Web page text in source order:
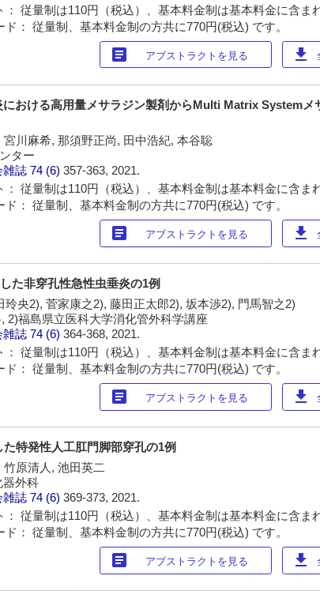
： 従量制は110円（税込）、基本料金制は基本料金に含ま
： 従量制、基本料金制の方共に770円(税込) です。
article アブストラクトを見る download
における高用量メサラジン製剤からMulti Matrix Systemメ
川麻希, 那須野正尚, 田中浩紀, 本谷聡
ター
雑誌 74 (6)357-363, 2021.
： 従量制は110円（税込）、基本料金制は基本料金に含ま
： 従量制、基本料金制の方共に770円(税込) です。
article アブストラクトを見る download
た非穿孔性急性虫垂炎の1例
玲央2), 菅家康之2), 藤田正太郎2), 坂本渉2), 門馬智之2)
2)福島県立医科大学消化管外科学講座
雑誌 74 (6)364-368, 2021.
： 従量制は110円（税込）、基本料金制は基本料金に含ま
： 従量制、基本料金制の方共に770円(税込) です。
article アブストラクトを見る download
特発性人工肛門脚部穿孔の1例
原清人, 池田英二
器外科
雑誌 74 (6)369-373, 2021.
： 従量制は110円（税込）、基本料金制は基本料金に含ま
： 従量制、基本料金制の方共に770円(税込) です。
article アブストラクトを見る download